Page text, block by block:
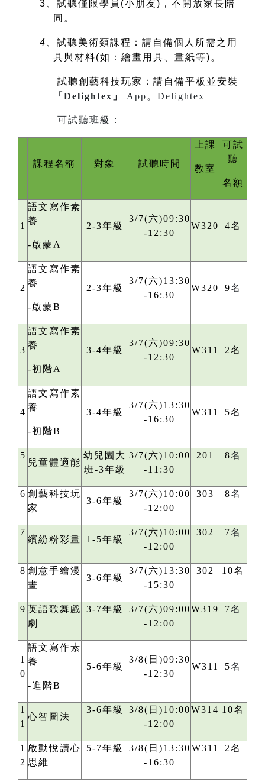
3 、試聽僅限學員(小朋友)，不開放家長陪
同。
4 、試聽美術類課程：請自備個人所需之用
具與材料(如：繪畫用具、畫紙等)。
試聽創藝科技玩家：請自備平板並安裝
「Delightex」
App。 Delightex
可試聽班級：
課程名稱 對象 試聽時間
上課
教室
可試
聽
名額
1
語文寫作素
養
-啟蒙A
2-3年級
3/7(六)09:30
-12:30
W320 4名
2
語文寫作素
養
-啟蒙B
2-3年級
3/7(六)13:30
-16:30
W320 9名
3
語文寫作素
養
-初階A
3-4年級
3/7(六)09:30
-12:30
W311 2名
4
語文寫作素
養
-初階B
3-4年級
3/7(六)13:30
-16:30
W311 5名
5
兒童體適能
幼兒園大
班-3年級
3/7(六)10:00
-11:30
201 8名
6 創藝科技玩
家
3-6年級
3/7(六)10:00
-12:00
303 8名
7
繽紛粉彩畫 1-5年級
3/7(六)10:00
-12:00
302 7名
8 創意手繪漫
畫
3-6年級
3/7(六)13:30
-15:30
302 10名
9 英語歌舞戲
劇
3-7年級
3/7(六)09:00
-12:00
W319 7名
1
0
語文寫作素
養
-進階B
5-6年級
3/8(日)09:30
-12:30
W311 5名
1
1
心智圖法
3-6年級
3/8(日)10:00
-12:00
W314 10名
1
2
啟動悅讀心
思維
5-7年級
3/8(日)13:30
-16:30
W311 2名